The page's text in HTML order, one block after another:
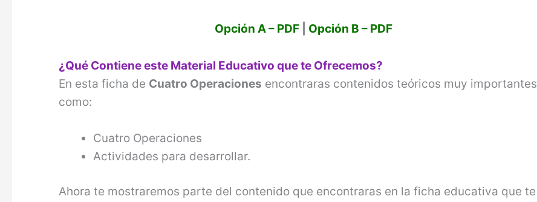
Opción A – PDF| Opción B – PDF
¿Qué Contiene este Material Educativo que te Ofrecemos?
En esta ficha de Cuatro Operaciones encontraras contenidos teóricos muy importantes
como:
Cuatro Operaciones
Actividades para desarrollar.
Ahora te mostraremos parte del contenido que encontraras en la ficha educativa que te